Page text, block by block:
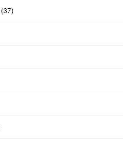
(37)